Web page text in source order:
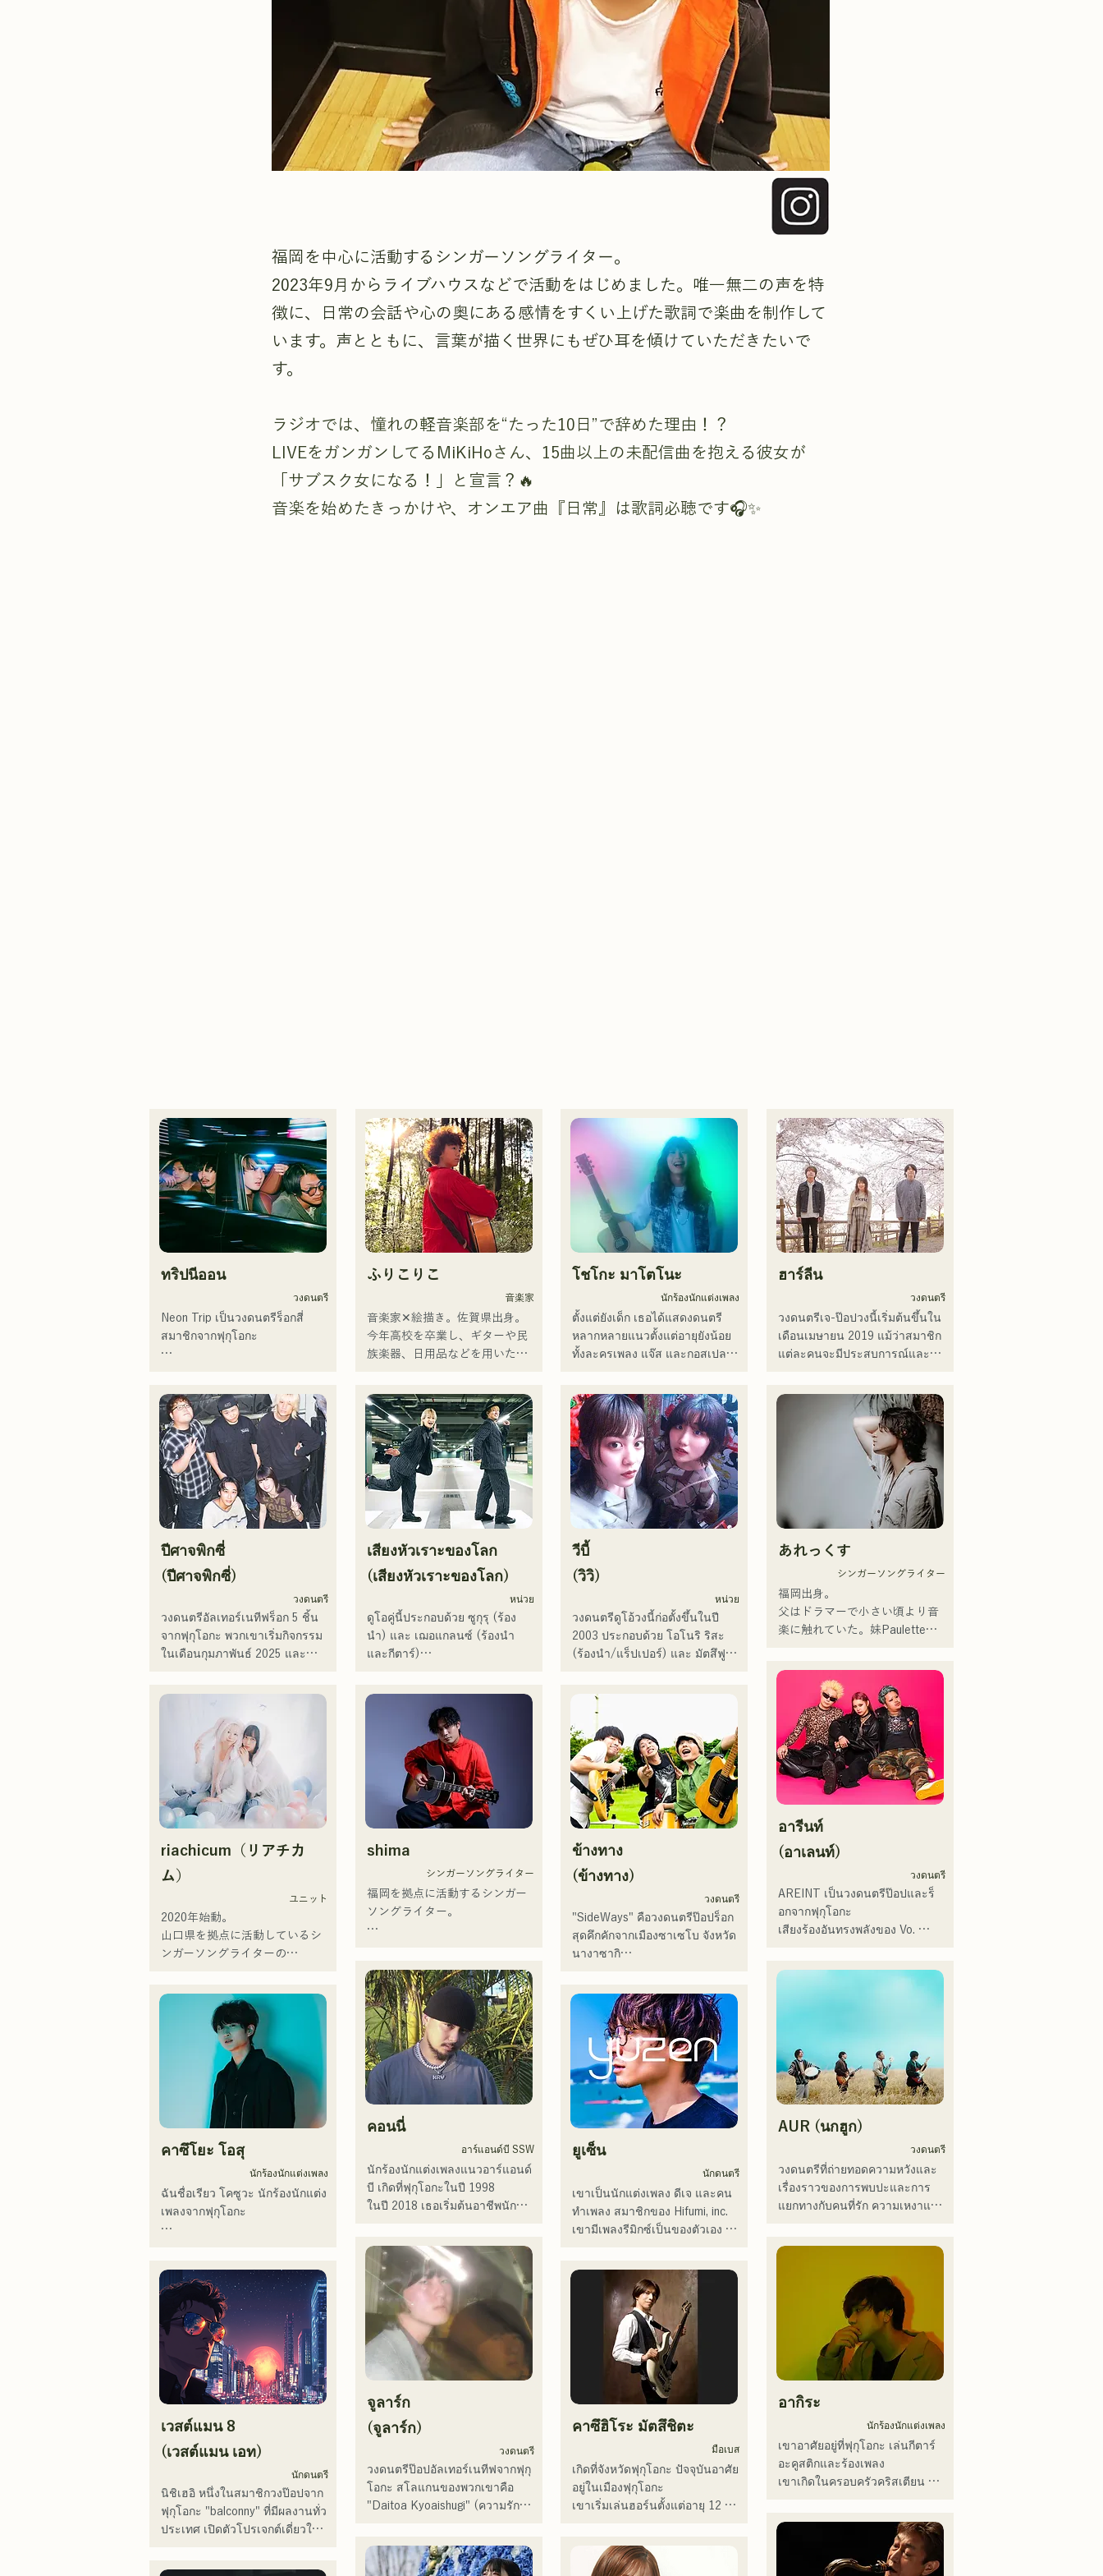
福岡を中心に活動するシンガーソングライター。
2023年9月からライブハウスなどで活動をはじめました。唯一無二の声を特
徴に、日常の会話や心の奥にある感情をすくい上げた歌詞で楽曲を制作して
います。声とともに、言葉が描く世界にもぜひ耳を傾けていただきたいで
す。
ラジオでは、憧れの軽音楽部を“たった10日”で辞めた理由！？
LIVEをガンガンしてるMiKiHoさん、15曲以上の未配信曲を抱える彼女が
「サブスク女になる！」と宣言？🔥
音楽を始めたきっかけや、オンエア曲『日常』は歌詞必聴です🎧✨
ทริปนีออน
วงดนตรี
Neon Trip เป็นวงดนตรีร็อกสี่
สมาชิกจากฟุกุโอกะ
พฤศจิกายน 2023
แก่นแท้ของป๊อปร็อกถูกถ่ายทอด
ผ่านบทเพลงอันแสนคิดถึง ขับร้อง
โดยนักร้องและมือกีตาร์ ยูมะ คามิ
ยะ ท่วงทำนองและเนื้อร้องที่บาง
ครั้งก็นุ่มนวล บางครั้งก็เข้มข้น
หลากหลายของสมาชิกในวง ก่อ
ให้เกิดดนตรีที่หลากหลาย และยัง
ปีศาจพิกซี่
(ปีศาจพิกซี่)
วงดนตรี
วงดนตรีอัลเทอร์เนทีฟร็อก 5 ชิ้น
จากฟุกุโอกะ พวกเขาเริ่มกิจกรรม
ในเดือนกุมภาพันธ์ 2025 และ
ด้วยเนื้อเพลงที่สะท้อนความเหงา
และความขัดแย้ง และท่วงทำนอง
กีตาร์ที่ติดหู พวกเขามุ่งหวังที่จะ
สร้างเสียงเพลงที่จะประทับอยู่ใน
ใจของผู้ฟัง
riachicum（リアチカ
ム）
ユニット
2020年始動。
山口県を拠点に活動しているシ
ンガーソングライターの
コロナ禍に入り、音楽で山口県
を盛り上げたいという思いから
ユニットを始動。
当初は動画配信サイトでの活動
のみだったが、2020年12月よ
り、山口県の地元イベントやラ
イブハウスでのライブ活動を始
地元音楽イベントやライブハウ
スを中心にパフォーマンスをし
ている。
คาซึโยะ โอสุ
นักร้องนักแต่งเพลง
ฉันชื่อเรียว โคซูวะ นักร้องนักแต่ง
เพลงจากฟุกุโอกะ
บน TikTok และตามงานอีเวนต์
ต่างๆ!
ฉันรักดนตรีมาตั้งแต่เด็ก
หลังจากเข้ามัธยมปลาย ฉันเริ่ม
ร้องเพลงต่อหน้าผู้คน และตัดสิน
ฉันหวังว่าจะสร้างสรรค์ดนตรีที่
・ผู้ชนะรางวัลใหญ่
CampusCollection ประจำปี 2022
・เพลงต้นฉบับของฉัน "Pudding"
วิทยุ KBC ในปี 2024
เวสต์แมน 8
(เวสต์แมน เอท)
นักดนตรี
นิชิเฮอิ หนึ่งในสมาชิกวงป๊อปจาก
ฟุกุโอกะ "balconny" ที่มีผลงานทั่ว
ประเทศ เปิดตัวโปรเจกต์เดี่ยวในปี
ふりこりこ
音楽家
音楽家✕絵描き。佐賀県出身。
今年高校を卒業し、ギターや民
族楽器、日用品などを用いた、
制作に励む。枠に収まりきれな
いマルチな表現スタイルを確立
するため、日々探求を続けてい
る。現在はSNSを中心に、自身
の表現を発信中。
เสียงหัวเราะของโลก
(เสียงหัวเราะของโลก)
หน่วย
ดูโอคู่นี้ประกอบด้วย ซูกุรุ (ร้อง
นำ) และ เฌอแกลนซ์ (ร้องนำ
และกีตาร์)
เป้าหมายที่จะแสดงในศึกเพลงแดง
พวกเขามียอดวิวบนโซเชียลมีเดีย
มากกว่า 3.5 ล้านครั้ง และมีผู้
ติดตามมากกว่า 119,000 คน!
นอกจากนี้ พวกเขายังได้รับเลือก
ให้ร้องเพลงธีมการแข่งขัน
Japan ครั้งที่ 106 ในปี 2024 โดย
เป็นตัวแทนของ J:COM ฟุกุโอกะ
คุมาโมโตะ และชิโมโนเซกิ ทำให้
พวกเขาเป็นวงที่น่าจับตามอง
shima
シンガーソングライター
福岡を拠点に活動するシンガー
ソングライター。
トの力強さとバラードの繊細さ
を併せ持つ楽曲を届けている。
コンセプトは、「等身大のまま
で。僕とあなたのための音楽
を。」気持ちが落ち込んだ時
や、心が沈んでしまう時こそ聴
自分自身も迷いや葛藤を抱える
瞬間があるからこそ、作り物で
はなく、ありのままの感情や言
葉をそのまま音楽にしている。
福岡を中心にブッキングライブ
や路上ライブなど精力的に活動
を行っている。
2025年11月22日にはファースト
ワンマンライブを開催。
คอนนี่
อาร์แอนด์บี SSW
นักร้องนักแต่งเพลงแนวอาร์แอนด์
บี เกิดที่ฟุกุโอกะในปี 1998
ในปี 2018 เธอเริ่มต้นอาชีพนัก
MELTY LOUNGE)
ในปี 2022 เธอเริ่มแสดงเดี่ยวใน
ชื่อ Kønny
เธอผสมผสานดนตรีอาร์แอนด์บี
ยุค 90 และ 2000 ที่มีอิทธิพลต่อ
เธอมาตั้งแต่เด็ก เพื่อสร้างเสียง
ดนตรีที่แปลกใหม่ เสียงหวานๆ
แอนด์บีเป็นครั้งคราวคือเสน่ห์ของ
เธอ
เราหวังว่าคุณจะให้ความสนใจกับ
จูลาร์ก
(จูลาร์ก)
วงดนตรี
วงดนตรีป๊อปอัลเทอร์เนทีฟจากฟุกุ
โอกะ สโลแกนของพวกเขาคือ
"Daitoa Kyoaishugi" (ความรักอัน
เนื้อเพลงของพวกเขานำเสนอมุม
โชโกะ มาโตโนะ
นักร้องนักแต่งเพลง
ตั้งแต่ยังเด็ก เธอได้แสดงดนตรี
หลากหลายแนวตั้งแต่อายุยังน้อย
ทั้งละครเพลง แจ๊ส และกอสเปล
เธอได้ปรากฏตัวในสื่อต่างๆ
มากมาย โดยส่วนใหญ่อยู่ในบ้าน
เกิดของเธอที่ฟุกุโอกะและคิวชู
และยังมีส่วนร่วมในเพลงและ
ภาพยนตร์โฆษณาของบริษัท
มากมาย
ตั้งแต่ปี 2014 ถึง 2017 เธอพำนัก
หลากหลายสาขาอาชีพ รวมถึง
การแต่งเพลงประกอบโฆษณาทาง
ขับร้องประสานเสียงให้กับนาโอ
ทาโร โมริยามะ ในรายการ
"MUSIC FAIR" ทางสถานี
โทรทัศน์ฟูจิทีวี และการปรากฏตัว
ตั้งแต่ปี 2017 เธอได้กลับมายังฟุกุ
โอกะ ซึ่งนอกจากงานของเธอเอง
แล้ว เธอยังทำงานหลากหลาย
สาขาอาชีพ เช่น พิธีกรรายการ
วิทยุ ครูฝึกสอนเสียง และครู
อาชีวศึกษา ด้วยเสียงร้องอันทรง
พลังและความสามารถในการร้อง
เพลงอันโดดเด่น เธอคือนักร้องนัก
แต่งเพลงที่จะเป็นผู้นำคนรุ่นต่อไป
วีบี้
(วิวิ)
หน่วย
วงดนตรีดูโอ้วงนี้ก่อตั้งขึ้นในปี
2003 ประกอบด้วย โอโนริ ริสะ
(ร้องนำ/แร็ปเปอร์) และ มัตสึฟูจิ
โลกที่อ่อนโยน และเสียงร้องที่
อบอุ่นแต่ทรงพลัง ซึ่งสามารถ
สัมผัสหัวใจของผู้ฟังได้อย่างนุ่ม
นวล
พวกเขาเริ่มต้นกิจกรรมอย่าง
"Zatsuni Tamede" เมื่อวันที่ 23
มกราคม 2025
บรรเลง และการเรียบเรียงแบบวง
ดนตรี
บันทึกเสียงและการแสดงสดโดย
โชโย (คีย์บอร์ด/กีตาร์) จาก
Zigzaguzu, ไทเซ (กลอง) อดีต
สมาชิกวง meow, ยูยะ ซูเอฮิโร
(กีตาร์) จาก the perfect me และ
เอส0. (แบนัส) จาก xanadoo
[ซิงเกิลใหม่]
เพลงใหม่ของพวกเขา "The World
is Love" จะวางจำหน่ายในวันที่
ข้างทาง
(ข้างทาง)
วงดนตรี
"SideWays" คือวงดนตรีป๊อปร็อก
สุดคึกคักจากเมืองซาเซโบ จังหวัด
นางาซากิ
เขาได้ปล่อยอีพีใหม่ "Yume
Sen'ya" และออกทัวร์คอนเสิร์ตทั่ว
ประเทศ
ลองฟังเพลงสนุกๆ ที่สร้างจาก
นวนิยายของพวกเขาดูสิ!
ยูเซ็น
นักดนตรี
เขาเป็นนักแต่งเพลง ดีเจ และคน
ทำเพลง สมาชิกของ Hifumi, inc.
เขามีเพลงรีมิกซ์เป็นของตัวเอง
ของเขาประกอบกับทักษะดีเจที่
แข็งแกร่ง ได้รับการยกย่องอย่าง
เขาเคยแสดงในงานอีเวนต์
มากมาย รวมถึง "EDP lab 2017,"
"Re:animation12," "Porter
"VIRTUAFREAK @ Shinkiba
ในช่วงไม่กี่ปีที่ผ่านมา เขายังคง
แต่งเพลงและรีมิกซ์อย่างต่อเนื่อง
Okome" ขึ้นอันดับ 1 บนชาร์ต
iTunes electro และยังติดอันดับ
คาซึฮิโระ มัตสึชิตะ
มือเบส
เกิดที่จังหวัดฟุกุโอกะ ปัจจุบันอาศัย
อยู่ในเมืองฟุกุโอกะ
เขาเริ่มเล่นฮอร์นตั้งแต่อายุ 12 ปี
วงดนตรีร็อกกับเพื่อนๆ เมื่ออายุ 18
ฮาร์ลีน
วงดนตรี
วงดนตรีเจ-ป๊อปวงนี้เริ่มต้นขึ้นใน
เดือนเมษายน 2019 แม้ว่าสมาชิก
แต่ละคนจะมีประสบการณ์และ
ใหม่โดยมีเป้าหมายทางดนตรีใหม่
เสียงร้องที่ใสสะอาดและเนื้อเพลง
ที่ติดหูของ CHiKa ประกอบกับ
ท่วงทำนองที่ชวนให้คิดถึง ได้รับ
การสนับสนุนจากหลากหลายรุ่น
บุคลิกเฉพาะตัวของสมาชิกแต่ละ
คนถูกนำมาใช้ประกอบดนตรี และ
ปัจจุบันพวกเขาแสดงดนตรีสด
ตามสถานที่จัดงานและกิจกรรม
กลางแจ้ง โดยส่วนใหญ่อยู่ในฟุกุ
โอกะ และยังโพสต์และสตรีม
วิดีโอบนโซเชียลมีเดียอย่างต่อ
あれっくす
シンガーソングライター
福岡出身。
父はドラマーで小さい頃より音
楽に触れていた。妹Pauletteも
クファミリー。
10代後半にアメリカへ4年半留
学。
現在はLOVE FMの"music
×serendipity"でラジオDJを務め
る。
またアーティストの傍、モデル
界的有名なオーディション番組
「ブリテンズゴットタレント」
ペインのゴットタレントでもゴ
ールデンブザーを獲得した、ノ
ボせもんなべの応援歌「ゴール
時代の心友とコライトした本格
フルアルバム「ONE BIG
FAMILY」を2025.12.31にリリ
ースし、iTunesカントリーアル
バムで初登場5位、その後3位を
獲得。
日本テレビ「笑ってこらえ
て」、FBS「福岡くん。」、
「発見らくちゃく！」や
FUKUOKA STREET PARTY、
Hannibal Halloween Music
Summer Boostイベントステー
World cup2019 Public viewing、
競輪日本一ダービーの場内アナ
ウンス、ラグビー女子日本代表
世界大会スタジアムDJ、プレア
デスカップ2023(ダンスイベン
ト）、滑走屋場内アナウンス、
デサルサ、福岡ウィニングスピ
リッツのスタジアムDJ、金鷲
旗、山笠関連イベント、地域イ
ベント、Ramen
Tech2025(global summit)、福岡
英語も日本語も対応可能です。
アーティストの日本人父とアメ
リカ人母から生まれたサラブレ
อารีนท์
(อาเลนท์)
วงดนตรี
AREINT เป็นวงดนตรีป๊อปและร็
อกจากฟุกุโอกะ
เสียงร้องอันทรงพลังของ Vo.
เพลง "Remember Me" ของพวก
เขาได้รับเลือกให้เป็นเพลงเปิดของ
"KBC Radio Hawks Live 2024"
AUR (นกฮูก)
วงดนตรี
วงดนตรีที่ถ่ายทอดความหวังและ
เรื่องราวของการพบปะและการ
แยกทางกับคนที่รัก ความเหงาและ
สร้างสรรค์เพลงที่มีการเรียบเรียง
เฉพาะตัวของสมาชิกแต่ละคน
อากิระ
นักร้องนักแต่งเพลง
เขาอาศัยอยู่ที่ฟุกุโอกะ เล่นกีตาร์
อะคูสติกและร้องเพลง
เขาเกิดในครอบครัวคริสเตียน
เขาเริ่มเล่นกีตาร์ในช่วงปิดเทอม
ฤดูร้อนของชั้นมัธยมศึกษาปีที่ 2
และเริ่มแต่งเนื้อร้องและทำนอง